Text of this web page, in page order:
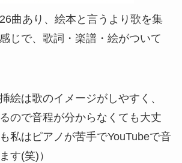
曲あり、絵本と言うより歌を集
じで、歌詞・楽譜・絵がついて
絵は歌のイメージがしやすく、
ので音程が分からなくても大丈
私はピアノが苦手でYouTubeで音
す(笑)）